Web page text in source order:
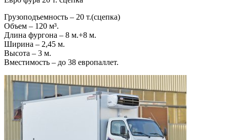
Грузоподъемность – 20 т.(сцепка)
Объем – 120 м³.
Длина фургона – 8 м.+8 м.
Ширина – 2,45 м.
Высота – 3 м.
Вместимость – до 38 европаллет.